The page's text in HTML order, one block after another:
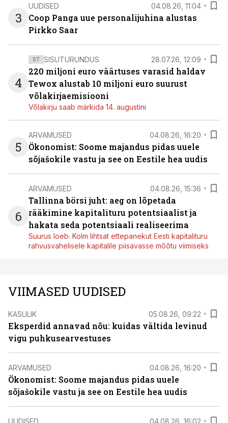
3
UUDISED 04.08.26, 11:04
Coop Panga uue personalijuhina alustas
Pirkko Saar
4
ST SISUTURUNDUS 28.07.26, 12:09
220 miljoni euro väärtuses varasid haldav
Tewox alustab 10 miljoni euro suurust
võlakirjaemisiooni
Võlakirju saab märkida 14. augustini
5
ARVAMUSED 04.08.26, 16:20
Ökonomist: Soome majandus pidas uuele
sõjašokile vastu ja see on Eestile hea uudis
6
ARVAMUSED 04.08.26, 15:36
Tallinna börsi juht: aeg on lõpetada
rääkimine kapitalituru potentsiaalist ja
hakata seda potentsiaali realiseerima
Suurus loeb. Kolm lihtsat ettepanekut Eesti kapitalituru
rahvusvahelisele kapitalile piisavasse mõõtu viimiseks
VIIMASED UUDISED
KASULIK 05.08.26, 09:22
Eksperdid annavad nõu: kuidas vältida levinud
vigu puhkusearvestuses
ARVAMUSED 04.08.26, 16:20
Ökonomist: Soome majandus pidas uuele
sõjašokile vastu ja see on Eestile hea uudis
UUDISED 04.08.26, 16:02